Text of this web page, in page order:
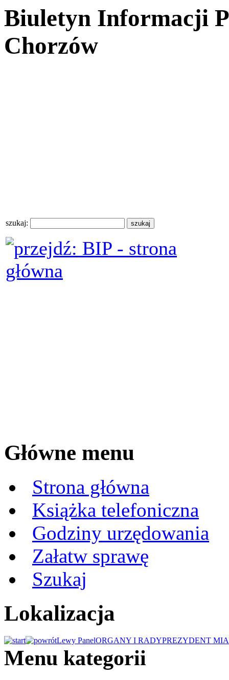
Biuletyn Informacji
Chorzów
szukaj:
Główne menu
Strona główna
Książka telefoniczna
Godziny urzędowania
Załatw sprawę
Szukaj
Lokalizacja
Lewy PanelORGANY I RADYPREZYDENT
Menu kategorii